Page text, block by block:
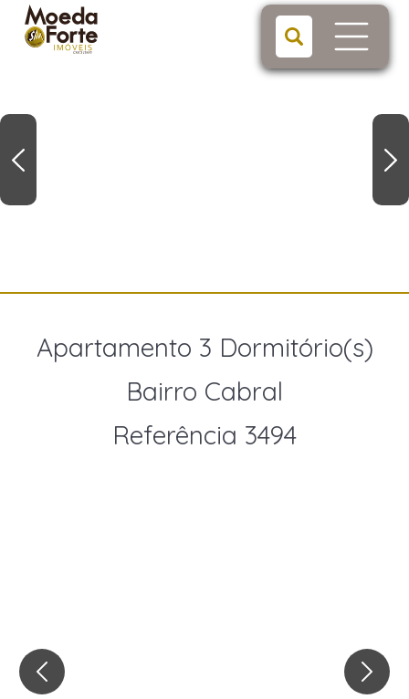
Apartamento 3 Dormitório(s)
Bairro Cabral
Referência 3494